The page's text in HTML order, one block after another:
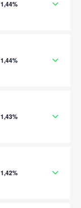
1,44%
1,44%
1,43%
1,42%